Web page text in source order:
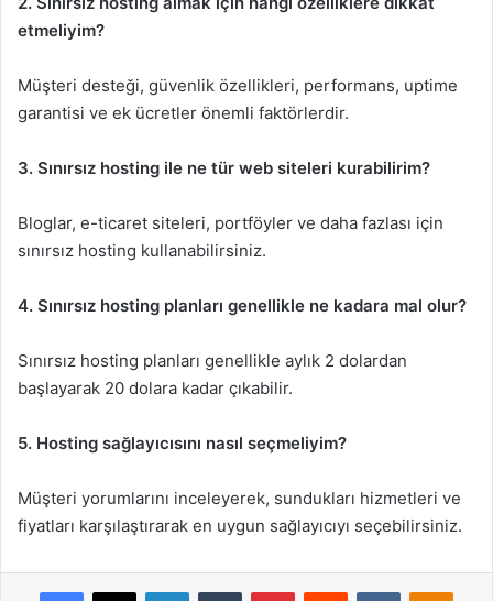
etmeliyim?
Müşteri desteği, güvenlik özellikleri, performans, uptime
garantisi ve ek ücretler önemli faktörlerdir.
3. Sınırsız hosting ile ne tür web siteleri kurabilirim?
Bloglar, e-ticaret siteleri, portföyler ve daha fazlası için
sınırsız hosting kullanabilirsiniz.
4. Sınırsız hosting planları genellikle ne kadara mal olur?
Sınırsız hosting planları genellikle aylık 2 dolardan
başlayarak 20 dolara kadar çıkabilir.
5. Hosting sağlayıcısını nasıl seçmeliyim?
Müşteri yorumlarını inceleyerek, sundukları hizmetleri ve
fiyatları karşılaştırarak en uygun sağlayıcıyı seçebilirsiniz.
Facebook
X LinkedInTumblr PinterestReddit VKontakte